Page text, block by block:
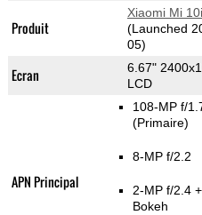
Produit
Xiaomi Mi 10i
(Launched
05)
Ecran
6.67"
LCD
APN Principal
108-MP f/
(Primaire)
8-MP f/2.2
2-MP f/2.4
Bokeh